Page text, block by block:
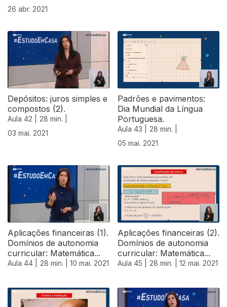
26 abr. 2021
Depósitos: juros simples e
compostos (2).
Aula 42 |
28 min. |
03 mai. 2021
Padrões e pavimentos:
Dia Mundial da Língua
Portuguesa.
Aula 43 |
28 min. |
05 mai. 2021
Aplicações financeiras (1).
Domínios de autonomia
curricular: Matemática...
Aula 44 | 28 min. | 10 mai. 2021
Aplicações financeiras (2).
Domínios de autonomia
curricular: Matemática...
Aula 45 | 28 min. | 12 mai. 2021
544879